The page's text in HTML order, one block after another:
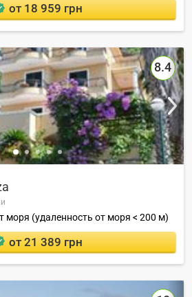
от 18 959 грн
8.4
моря (удаленность от моря < 200 м)
от 21 389 грн